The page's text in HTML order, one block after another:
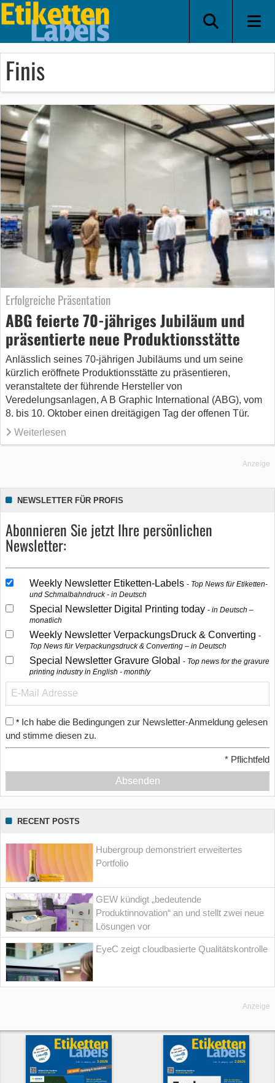
Finis
Erfolgreiche Präsentation
ABG feierte 70-jähriges Jubiläum und
präsentierte neue Produktionsstätte
Anlässlich seines 70-jährigen Jubiläums und um seine
kürzlich eröffnete Produktionsstätte zu präsentieren,
veranstaltete der führende Hersteller von
Veredelungsanlagen, A B Graphic International (ABG), vom
8. bis 10. Oktober einen dreitägigen Tag der offenen Tür.
Weiterlesen
Anzeige
NEWSLETTER FÜR PROFIS
Abonnieren Sie jetzt Ihre persönlichen
Newsletter:
Weekly Newsletter Etiketten-Labels
Top News für Etiketten-
und Schmalbahndruck - in Deutsch
Special Newsletter Digital Printing today
in Deutsch –
monatlich
Weekly Newsletter VerpackungsDruck & Converting
Top News für Verpackungsdruck & Converting – in Deutsch
Special Newsletter Gravure Global
Top news for the gravure
printing industry in English - monthly
* Ich habe die Bedingungen zur Newsletter-Anmeldung gelesen
und stimme diesen zu.
* Pflichtfeld
Absenden
RECENT POSTS
Hubergroup demonstriert erweitertes
Portfolio
GEW kündigt „bedeutende
Produktinnovation“ an und stellt zwei neue
Lösungen vor
EyeC zeigt cloudbasierte Qualitätskontrolle
Anzeige